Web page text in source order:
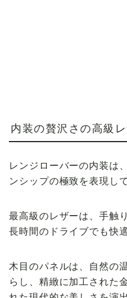
内装の贅沢さの高級
レンジローバーの内装は
ンシップの極致を表現し
最高級のレザーは、手触
長時間のドライブでも快
木目のパネルは、自然の
らし、精緻に加工された